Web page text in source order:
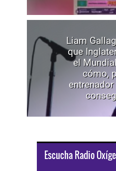
Liam
que
el
cómo,
Escucha Radio